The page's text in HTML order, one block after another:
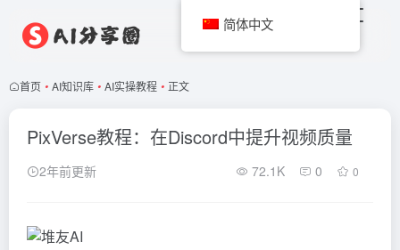
首页 • AI知识库 • AI实操教程 • 正文
PixVerse教程：在Discord中提升视频质量
2年前更新 72.1K 0 0
简体中文